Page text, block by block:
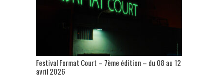
Festival Format Court – 7ème édition – du 08 au 12
avril 2026